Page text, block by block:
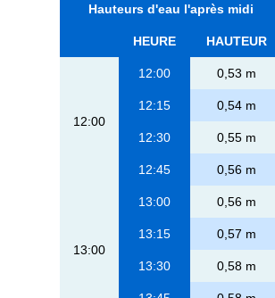
Hauteurs d'eau l'après midi
HEURE HAUTEUR
12:00
12:00 0,53 m
12:15 0,54 m
12:30 0,55 m
12:45 0,56 m
13:00
13:00 0,56 m
13:15 0,57 m
13:30 0,58 m